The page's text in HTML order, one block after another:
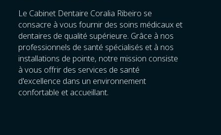
Le Cabinet Dentaire Coralia Ribeiro se
consacre à vous fournir des soins médicaux et
dentaires de qualité supérieure. Grâce à nos
professionnels de santé spécialisés et à nos
installations de pointe, notre mission consiste
à vous offrir des services de santé
d'excellence dans un environnement
confortable et accueillant.